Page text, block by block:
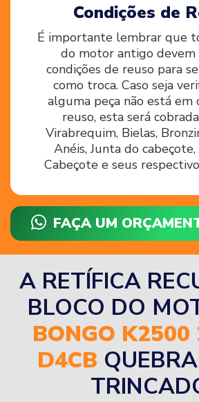
Condições de
É importante lembrar que
do motor antigo devem
condições de reuso para
como troca. Caso seja
alguma peça não está em
reuso, esta será
Virabrequim, Bielas,
Anéis, Junta do
Cabeçote e seus
FAÇA UM
A RETÍFICA
BLOCO DO
BONGO
D4CB